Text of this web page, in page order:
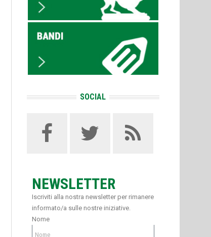
SOCIAL
NEWSLETTER
Iscriviti alla nostra newsletter per rimanere
informato/a sulle nostre iniziative.
Nome